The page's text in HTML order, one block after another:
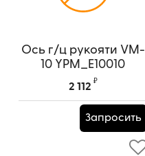
Ось г/ц рукояти VM-
10 YPM_E10010
YPM_E10010
2 112
₽
Запросить